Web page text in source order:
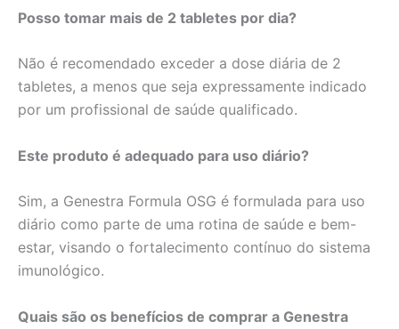
Posso tomar mais de 2 tabletes por dia?
Não é recomendado exceder a dose diária de 2
tabletes, a menos que seja expressamente indicado
por um profissional de saúde qualificado.
Este produto é adequado para uso diário?
Sim, a Genestra Formula OSG é formulada para uso
diário como parte de uma rotina de saúde e bem-
estar, visando o fortalecimento contínuo do sistema
imunológico.
Quais são os benefícios de comprar a Genestra